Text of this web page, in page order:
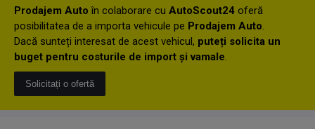
Prodajem Auto în colaborare cu AutoScout24 oferă
posibilitatea de a importa vehicule pe Prodajem Auto.
Dacă sunteți interesat de acest vehicul, puteți solicita un
buget pentru costurile de import și vamale.
Solicitați o ofertă